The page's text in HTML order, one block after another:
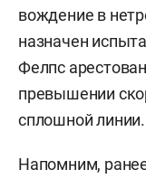
вождение в
назначен
Фелпс
превышении
сплошной линии.
Напомним,